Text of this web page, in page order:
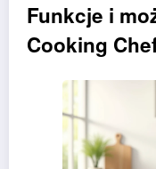
Funkcje i
Cooking